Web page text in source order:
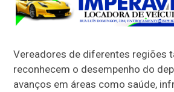
Vereadores de diferentes regiões
reconhecem o desempenho do
avanços em áreas como saúde,